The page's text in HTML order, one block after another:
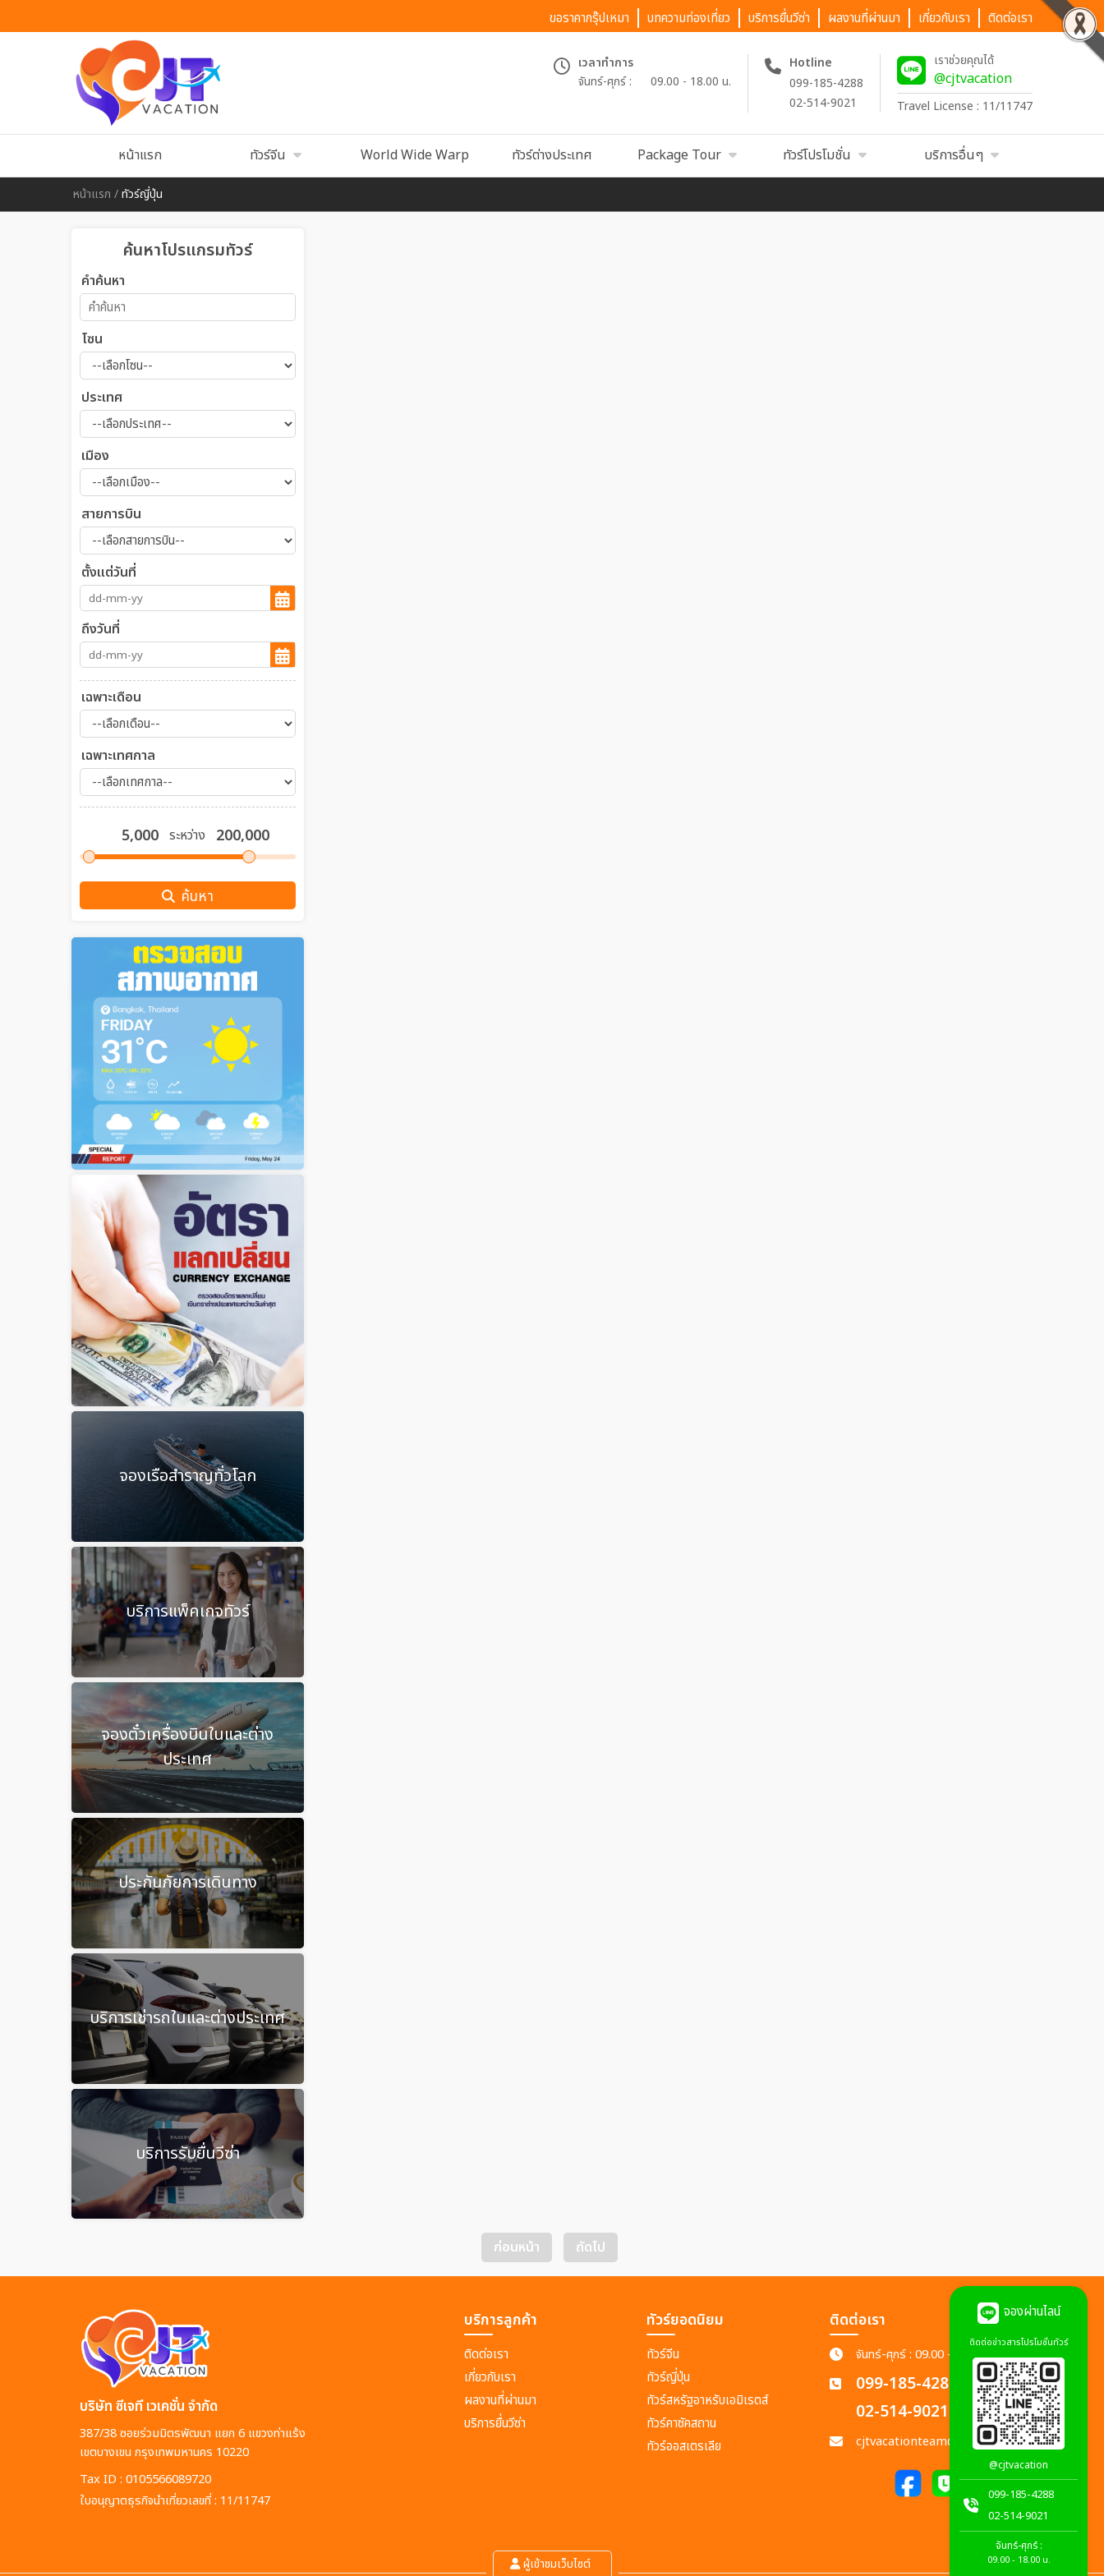
ขอราคากรุ๊ปเหมา บทความท่องเที่ยว บริการยื่นวีซ่า ผลงานที่ผ่านมา เกี่ยวกับเรา ติดต่อเรา
เวลาทำการ
จันทร์-ศุกร์ :
09.00 - 18.00 น.
Hotline
099-185-4288
02-514-9021
เราช่วยคุณได้
@cjtvacation
Travel License : 11/11747
หน้าแรก ทัวร์จีน World Wide Warp ทัวร์ต่างประเทศ Package Tour ทัวร์โปรโมชั่น บริการอื่นๆ
หน้าแรก /ทัวร์ญี่ปุ่น
ค้นหาโปรแกรมทัวร์
คำค้นหา
โซน
ประเทศ
เมือง
สายการบิน
ตั้งแต่วันที่
ถึงวันที่
เฉพาะเดือน
เฉพาะเทศกาล
ระหว่าง
ค้นหา
จองเรือสำราญทั่วโลก
บริการแพ็คเกจทัวร์
จองตั๋วเครื่องบินในและต่าง
ประเทศ
ประกันภัยการเดินทาง
บริการเช่ารถในและต่างประเทศ
บริการรับยื่นวีซ่า
ก่อนหน้า ถัดไป
บริษัท ซีเจที เวเคชั่น จำกัด
387/38 ซอยร่วมมิตรพัฒนา แยก 6 แขวงท่าแร้ง
เขตบางเขน กรุงเทพมหานคร 10220
Tax ID : 0105566089720
ใบอนุญาตธุรกิจนำเที่ยวเลขที่ : 11/11747
บริการลูกค้า
ติดต่อเรา
เกี่ยวกับเรา
ผลงานที่ผ่านมา
บริการยื่นวีซ่า
ทัวร์ยอดนิยม
ทัวร์จีน
ทัวร์ญี่ปุ่น
ทัวร์สหรัฐอาหรับเอมิเรตส์
ทัวร์คาซัคสถาน
ทัวร์ออสเตรเลีย
ติดต่อเรา
จันทร์-ศุกร์ : 09.00 - 18.00 น.
099-185-4288
02-514-9021
cjtvacationteam@gmail.com
ผู้เข้าชมเว็บไซต์
จองผ่านไลน์
ติดต่อข่าวสารโปรโมชั่นทัวร์
@cjtvacation
099-185-4288
02-514-9021
จันทร์-ศุกร์ :
09.00 - 18.00 น.